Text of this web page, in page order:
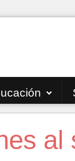
al